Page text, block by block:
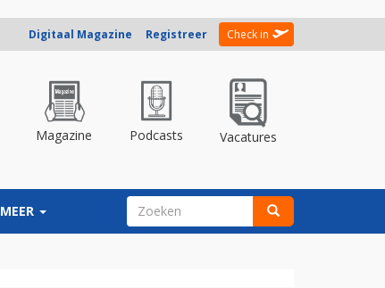
Digitaal Magazine Registreer Check in
Magazine Podcasts Vacatures
MEER ZOEKVELD